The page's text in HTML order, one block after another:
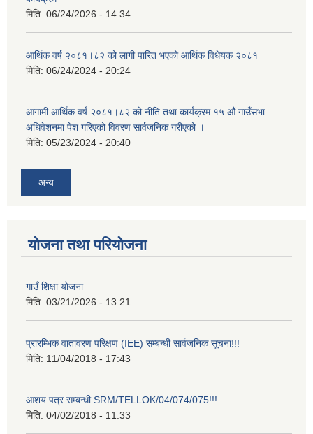
मिति: 06/24/2026 - 14:34
आर्थिक वर्ष २०८१।८२ को लागी पारित भएको आर्थिक विधेयक २०८१
मिति: 06/24/2024 - 20:24
आगामी आर्थिक वर्ष २०८१।८२ को नीति तथा कार्यक्रम १५ औं गाउँसभा
अधिवेशनमा पेश गरिएको विवरण सार्वजनिक गरीएको ।
मिति: 05/23/2024 - 20:40
अन्य
योजना तथा परियोजना
गाउँ शिक्षा योजना
मिति: 03/21/2026 - 13:21
प्रारम्भिक वातावरण परिक्षण (IEE) सम्बन्धी सार्वजनिक सूचना!!!
मिति: 11/04/2018 - 17:43
आशय पत्र सम्बन्धी SRM/TELLOK/04/074/075!!!
मिति: 04/02/2018 - 11:33